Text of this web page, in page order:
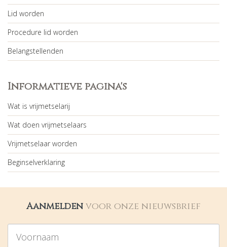
Lid worden
Procedure lid worden
Belangstellenden
Informatieve pagina's
Wat is vrijmetselarij
Wat doen vrijmetselaars
Vrijmetselaar worden
Beginselverklaring
Aanmelden voor onze nieuwsbrief
Voornaam